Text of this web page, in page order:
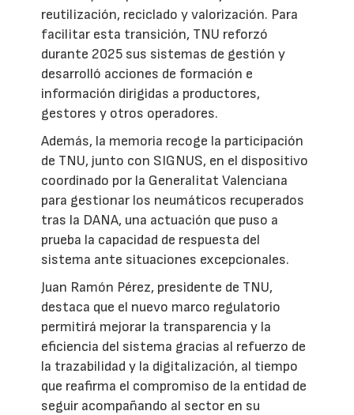
reutilización, reciclado y valorización. Para
facilitar esta transición, TNU reforzó
durante 2025 sus sistemas de gestión y
desarrolló acciones de formación e
información dirigidas a productores,
gestores y otros operadores.
Además, la memoria recoge la participación
de TNU, junto con SIGNUS, en el dispositivo
coordinado por la Generalitat Valenciana
para gestionar los neumáticos recuperados
tras la DANA, una actuación que puso a
prueba la capacidad de respuesta del
sistema ante situaciones excepcionales.
Juan Ramón Pérez, presidente de TNU,
destaca que el nuevo marco regulatorio
permitirá mejorar la transparencia y la
eficiencia del sistema gracias al refuerzo de
la trazabilidad y la digitalización, al tiempo
que reafirma el compromiso de la entidad de
seguir acompañando al sector en su